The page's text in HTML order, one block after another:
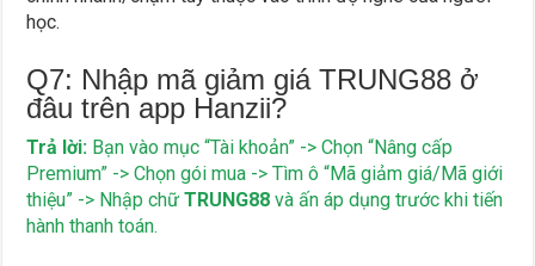
học.
Q7: Nhập mã giảm giá TRUNG88 ở
đâu trên app Hanzii?
Trả lời: Bạn vào mục “Tài khoản” -> Chọn “Nâng cấp
Premium” -> Chọn gói mua -> Tìm ô “Mã giảm giá/Mã giới
thiệu” -> Nhập chữTRUNG88 và ấn áp dụng trước khi tiến
hành thanh toán.